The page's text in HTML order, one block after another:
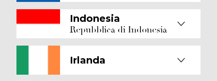
Indonesia
Repubblica di Indonesia
Irlanda